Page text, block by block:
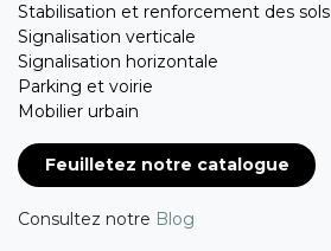
Stabilisation et renforcement des sols
Signalisation verticale
Signalisation horizontale
Parking et voirie
Mobilier urbain
Feuilletez notre catalogue
Consultez notre Blog